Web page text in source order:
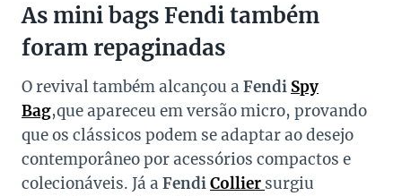
As mini bags Fendi também
foram repaginadas
O revival também alcançou a Fendi Spy
Bag,que apareceu em versão micro, provando
que os clássicos podem se adaptar ao desejo
contemporâneo por acessórios compactos e
colecionáveis. Já a FendiCollier surgiu